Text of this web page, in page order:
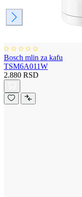
Bosch mlin za kafu
TSM6A011W
2.880 RSD